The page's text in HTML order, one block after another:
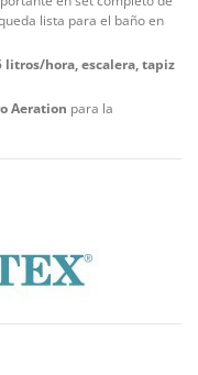
lista para el baño en
litros/hora, escalera, tapiz
Aeration para la